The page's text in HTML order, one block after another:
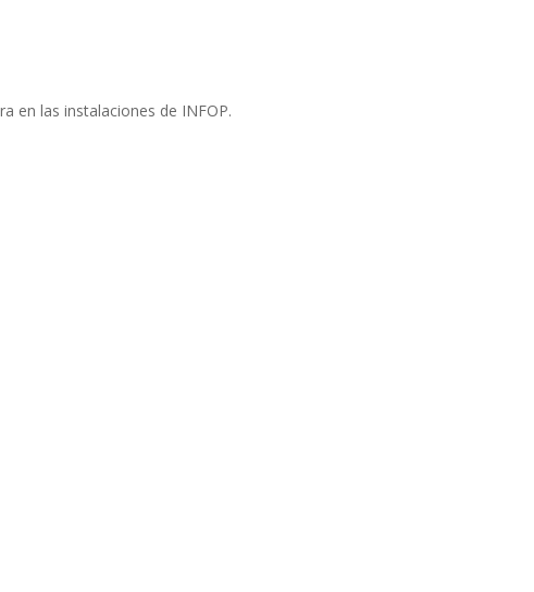
en las instalaciones de INFOP.